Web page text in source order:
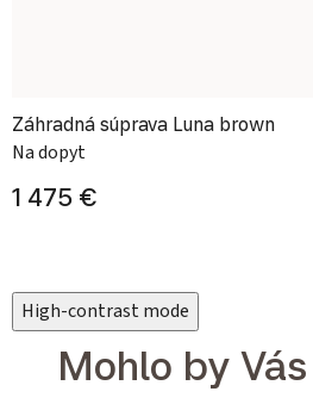
Záhradná súprava Luna brown
Na dopyt
1 475 €
High-contrast mode
Mohlo by